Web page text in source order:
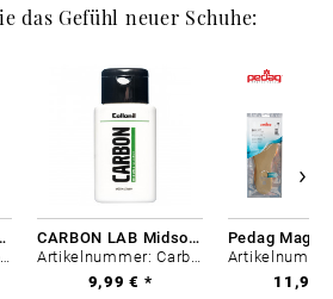
das Gefühl neuer Schuhe:
400 ml
Artikelnummer: Carbon-0
CARBON LAB Midsole Cleaner
Artikelnummer: Carbon-0
9,99 € *
11,99